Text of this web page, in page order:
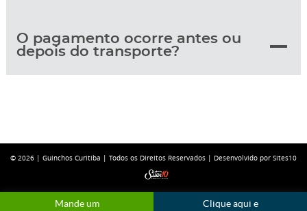
O pagamento ocorre antes ou
depois do transporte?
© 2026 | Guinchos Curitiba | Todos os Direitos Reservados | Desenvolvido por Sites10
Mande um
Clique aqui e